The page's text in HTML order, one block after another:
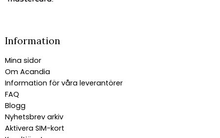
Information
Mina sidor
Om Acandia
Information för våra leverantörer
FAQ
Blogg
Nyhetsbrev arkiv
Aktivera SIM-kort